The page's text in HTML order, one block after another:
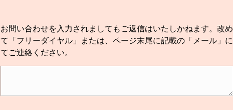
お問い合わせを入力されましてもご返信はいたしかねます。改め
て「フリーダイヤル」または、ページ末尾に記載の「メール」に
てご連絡ください。